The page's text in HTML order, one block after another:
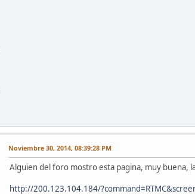
Noviembre 30, 2014, 08:39:28 PM
Alguien del foro mostro esta pagina, muy buena,
http://200.123.104.184/